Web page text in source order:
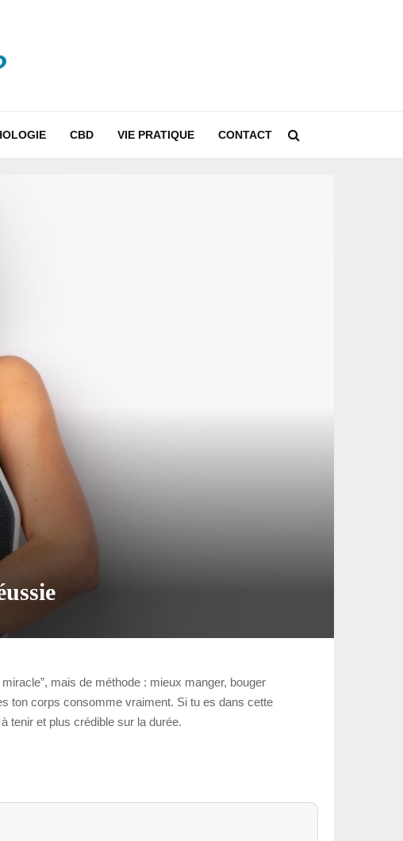
CBD VIE PRATIQUE CONTACT
mais de méthode : mieux manger, bouger
ton corps consomme vraiment. Si tu es dans cette
tenir et plus crédible sur la durée.